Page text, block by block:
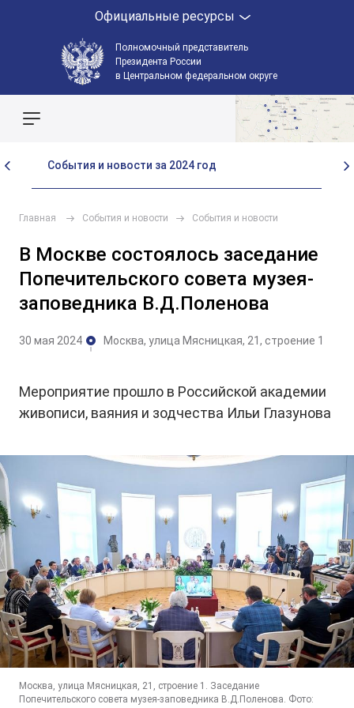
Полномочный представитель
Президента России
в Центральном федеральном округе
Официальные ресурсы
События и новости за 2024 год
Главная События и новости События и новости
В Москве состоялось заседание
Попечительского совета музея-
заповедника В.Д.Поленова
30 мая 2024 Москва, улица Мясницкая, 21, строение 1
Мероприятие прошло в Российской академии
живописи, ваяния и зодчества Ильи Глазунова
Москва, улица Мясницкая, 21, строение 1. Заседание
Попечительского совета музея-заповедника В.Д.Поленова. Фото: